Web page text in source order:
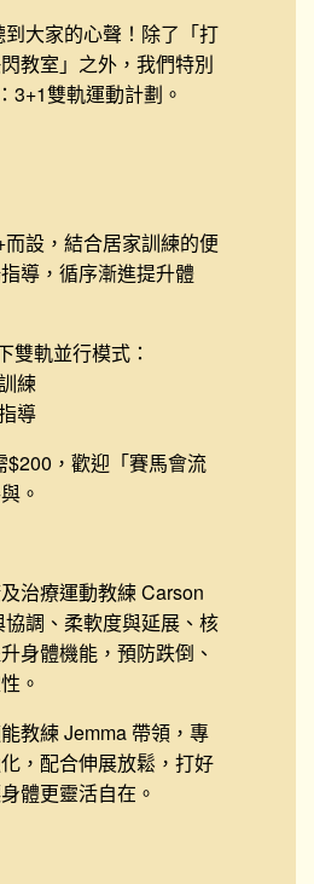
到大家的心聲！除了「打
教室」之外，我們特別
3+1雙軌運動計劃。
設，結合居家訓練的便
導，循序漸進提升體
雙軌並行模式：
練
導
$200，歡迎「賽馬會流
。
治療運動教練 Carson
調、柔軟度與延展、核
身體機能，預防跌倒、
。
教練 Jemma 帶領，專
，配合伸展放鬆，打好
體更靈活自在。